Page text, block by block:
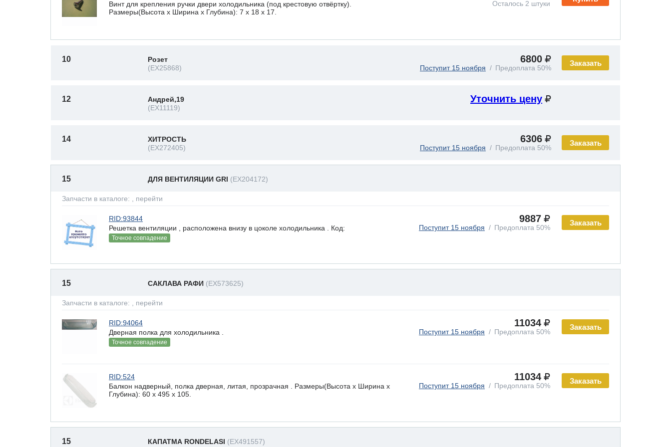
Винт для крепления ручки двери холодильника (под крестовую отвёртку).
Размеры(Высота х Ширина х Глубина): 7 x 18 х 17.
Осталось 2 штуки
Заказать
10
Розет
(EX25868)
6800
Поступит 15 ноября Предоплата 50%
12
Андрей,19
(EX11119)
Уточнить цену
Заказать
14
ХИТРОСТЬ
(EX272405)
6306
Поступит 15 ноября Предоплата 50%
15 ДЛЯ ВЕНТИЛЯЦИИ GRI (EX204172)
Запчасти в каталоге: , перейти
Заказать
RID:93844
Решетка вентиляции , расположена внизу в цоколе холодильника . Код:
Точное совпадение
9887
Поступит 15 ноября Предоплата 50%
15 САКЛАВА РАФИ (EX573625)
Запчасти в каталоге: , перейти
Заказать
RID:94064
Дверная полка для холодильника .
Точное совпадение
11034
Поступит 15 ноября Предоплата 50%
Заказать
RID:524
Балкон надверный, полка дверная, литая, прозрачная . Размеры(Высота х Ширина х
Глубина): 60 x 495 х 105.
11034
Поступит 15 ноября Предоплата 50%
15 КАПАТМА RONDELASI (EX491557)